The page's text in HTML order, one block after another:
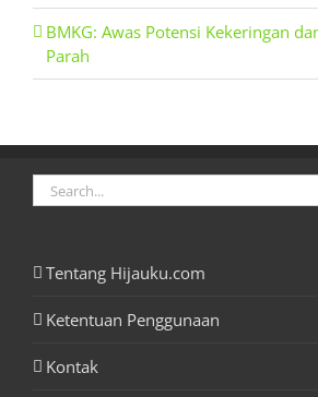
BMKG: Awas Potensi Kekeringan
Parah
Search
for:
Tentang Hijauku.com
Ketentuan Penggunaan
Kontak